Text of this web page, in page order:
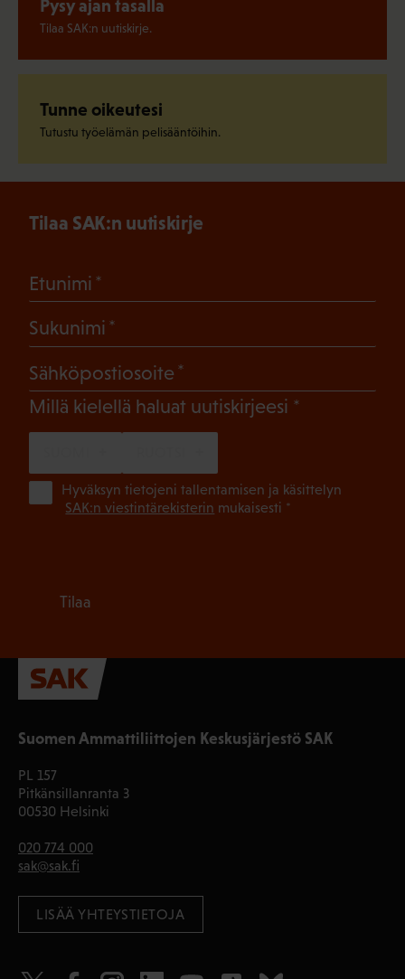
Pysy ajan tasalla
Tilaa SAK:n uutiskirje.
Tunne oikeutesi
Tutustu työelämän pelisääntöihin.
Suomen Ammattiliittojen Keskusjärjestö SAK
PL 157
Pitkänsillanranta 3
00530 Helsinki
020 774 000
sak@sak.fi
LISÄÄ YHTEYSTIETOJA
Tilaa SAK:n uutiskirje
Etunimi
Sukunimi
Sähköpostiosoite
Millä kielellä haluat uutiskirjeesi (Pakollinen)
Hyväksyn tietojeni tallentamisen ja käsittelyn
SAK:n viestintärekisterin mukaisesti *
Tilaa